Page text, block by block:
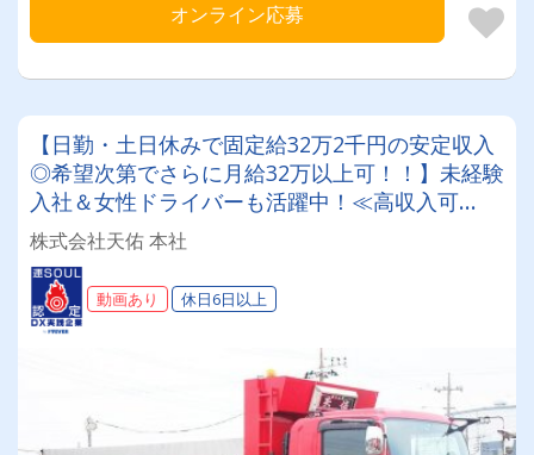
オンライン応募
【日勤・土日休みで固定給32万2千円の安定収入
◎希望次第でさらに月給32万以上可！！】未経験
入社＆女性ドライバーも活躍中！≪高収入可
能！！手積み手降ろし一切なし！増車にともない
4tドライバーさん大募集！！≫ ≪手当充実！大
手一次請けの仕事が多く安定して長く続けられま
す！≫
株式会社天佑 本社
動画あり 休日6日以上